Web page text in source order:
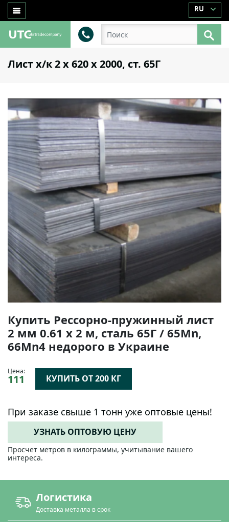
RU
Лист х/к 2 х 620 х 2000, ст. 65Г
Купить Рессорно-пружинный лист
2 мм 0.61 х 2 м, сталь 65Г / 65Mn,
66Mn4 недорого в Украине
Цена:
111 КУПИТЬ ОТ 200 КГ
При заказе свыше 1 тонн уже оптовые цены!
УЗНАТЬ ОПТОВУЮ ЦЕНУ
Просчет метров в килограммы, учитывание вашего
интереса.
Логистика
Доставка металла в срок